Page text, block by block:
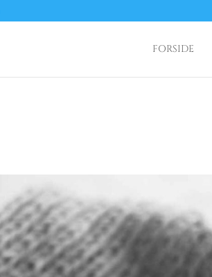
FORSIDE